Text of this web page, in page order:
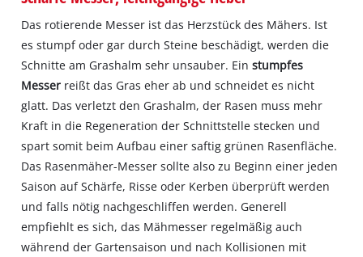
Das rotierende Messer ist das Herzstück des Mähers. Ist
es stumpf oder gar durch Steine beschädigt, werden die
Schnitte am Grashalm sehr unsauber. Einstumpfes
Messer reißt das Gras eher ab und schneidet es nicht
glatt. Das verletzt den Grashalm, der Rasen muss mehr
Kraft in die Regeneration der Schnittstelle stecken und
spart somit beim Aufbau einer saftig grünen Rasenfläche.
Das Rasenmäher-Messer sollte also zu Beginn einer jeden
Saison auf Schärfe, Risse oder Kerben überprüft werden
und falls nötig nachgeschliffen werden. Generell
empfiehlt es sich, das Mähmesser regelmäßig auch
während der Gartensaison und nach Kollisionen mit